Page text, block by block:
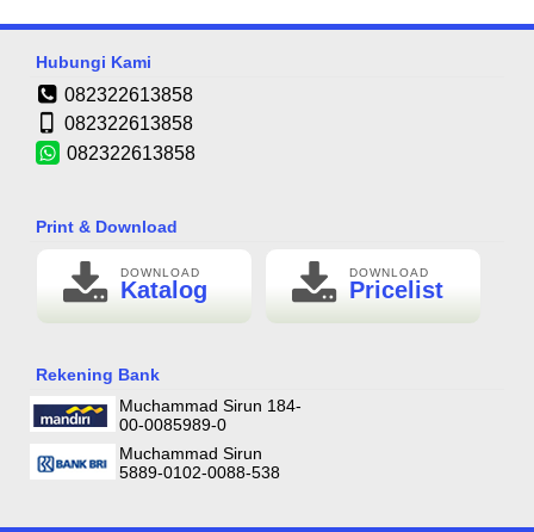
Hubungi Kami
082322613858
082322613858
082322613858
Print & Download
DOWNLOAD
Katalog
DOWNLOAD
Pricelist
Rekening Bank
Muchammad Sirun 184-
00-0085989-0
Muchammad Sirun
5889-0102-0088-538